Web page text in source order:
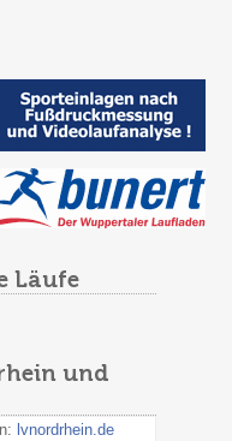
Läufe
und
lvnordrhein.de